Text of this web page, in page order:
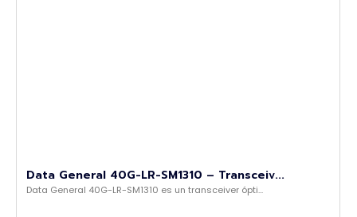
Data General 40G-LR-SM1310 – Transceiv...
Data General 40G-LR-SM1310 es un transceiver ópti...